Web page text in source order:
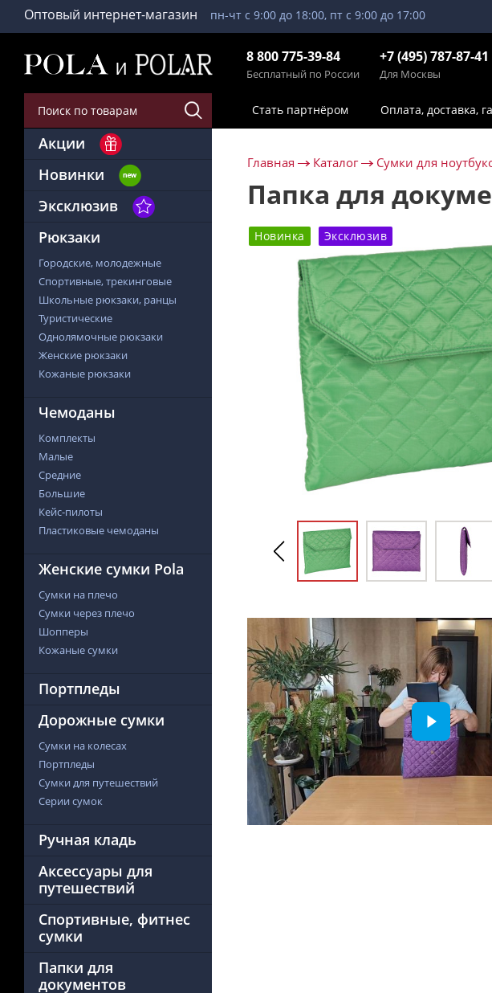
Оптовый интернет-магазин пн-чт с 9:00 до 18:00, пт с 9:00 до 17:00
8 800 775-39-84
Бесплатный по России
+7 (495) 787-87-41
Для Москвы
Стать партнёром Оплата, доставка,
Акции
Новинки
Эксклюзив
Рюкзаки
Городские, молодежные
Спортивные, трекинговые
Школьные рюкзаки, ранцы
Туристические
Однолямочные рюкзаки
Женские рюкзаки
Кожаные рюкзаки
Чемоданы
Комплекты
Малые
Средние
Большие
Кейс-пилоты
Пластиковые чемоданы
Женские сумки Pola
Сумки на плечо
Сумки через плечо
Шопперы
Кожаные сумки
Портпледы
Дорожные сумки
Сумки на колесах
Портпледы
Сумки для путешествий
Серии сумок
Ручная кладь
Аксессуары для
путешествий
Спортивные, фитнес
сумки
Папки для
документов
Главная Каталог Сумки для
Папка для
Новинка Эксклюзив